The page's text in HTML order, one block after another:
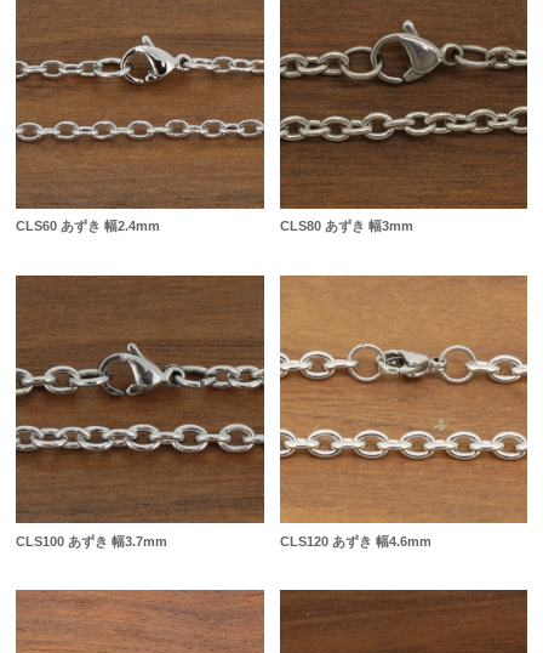
CLS60 あずき 幅2.4mm CLS80 あずき 幅3mm
CLS100 あずき 幅3.7mm CLS120 あずき 幅4.6mm